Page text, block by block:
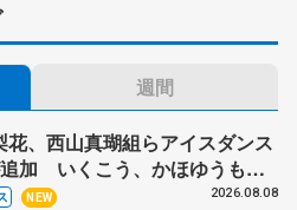
週間
花、西山真瑚組らアイスダンス
加 いくこう、かほゆうも、
ープ杯
NEW 2026.08.08